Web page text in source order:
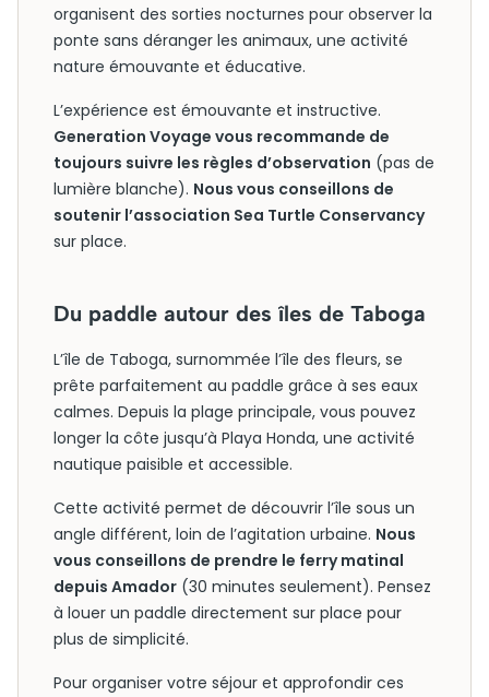
organisent des sorties nocturnes pour observer la
ponte sans déranger les animaux, une activité
nature émouvante et éducative.
L’expérience est émouvante et instructive.
Generation Voyage vous recommande de
toujours suivre les règles d’observation (pas de
lumière blanche). Nous vous conseillons de
soutenir l’association Sea Turtle Conservancy
sur place.
Du paddle autour des îles de Taboga
L’île de Taboga, surnommée l’île des fleurs, se
prête parfaitement au paddle grâce à ses eaux
calmes. Depuis la plage principale, vous pouvez
longer la côte jusqu’à Playa Honda, une activité
nautique paisible et accessible.
Cette activité permet de découvrir l’île sous un
angle différent, loin de l’agitation urbaine. Nous
vous conseillons de prendre le ferry matinal
depuis Amador (30 minutes seulement). Pensez
à louer un paddle directement sur place pour
plus de simplicité.
Pour organiser votre séjour et approfondir ces